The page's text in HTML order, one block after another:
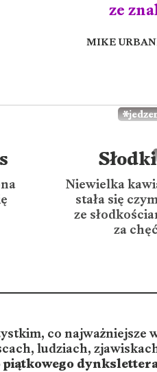
ze
MIKE
Niewielka
stała się
ze
za
co najważniejsze
ludziach,
piątkowego